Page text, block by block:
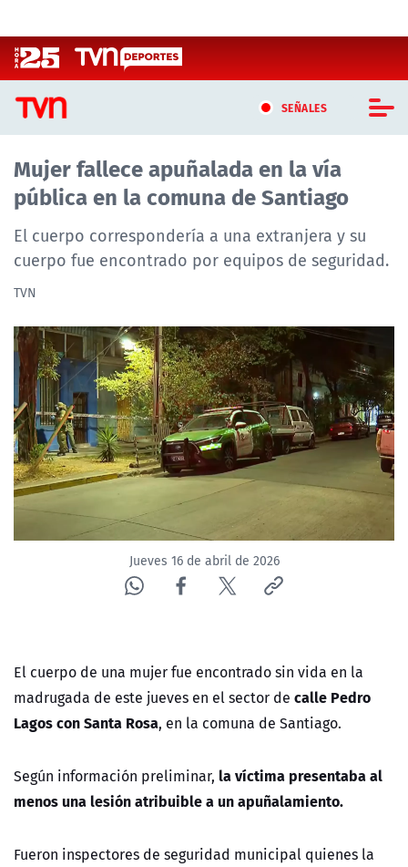
SEÑALES
CASTING MASTERCHEF CHILE
CASTING TVN VERTICAL
TVN VERTICAL
TVN PLAY
PROGRAMAS
TELESERIES
NTV
ACTUALIDAD Y TENDENCIAS
CORPORATIVO Y TRANSPARENCIA
CANAL DE DENUNCIAS
Mujer fallece apuñalada en la vía
pública en la comuna de Santiago
El cuerpo correspondería a una extranjera y su
cuerpo fue encontrado por equipos de seguridad.
TVN
Jueves 16 de abril de 2026
El cuerpo de una mujer fue encontrado sin vida en la
madrugada de este jueves en el sector de calle Pedro
Lagos con Santa Rosa, en la comuna de Santiago.
Según información preliminar, la víctima presentaba al
menos una lesión atribuible a un apuñalamiento.
Fueron inspectores de seguridad municipal quienes la